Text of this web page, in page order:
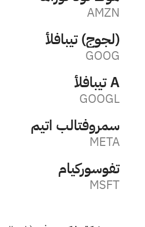
AMZN
ألفابيت (جوجل)
GOOG
ألفابيت A
GOOGL
ميتا بلاتفورمس
META
مايكروسوفت
MSFT